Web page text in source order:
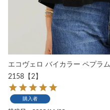
エコヴェロ バイカラー ペプラ
2158【2】
購入者